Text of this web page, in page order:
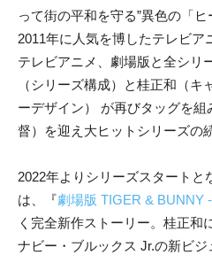
って街の平和を守る”異色の「ヒ
2011年に人気を博したテレビア
テレビアニメ、劇場版と全シリ
（シリーズ構成）と桂正和（
ーデザイン） が再びタッグを
督）を迎え大ヒットシリーズの
2022年よりシリーズスタートと
は、『劇場版 TIGER & BUNNY
く完全新作ストーリー。桂正和
ナビー・ブルックス Jr.の新ビジ